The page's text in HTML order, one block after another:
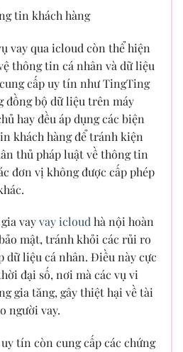
tin khách hàng
vay qua icloud còn thể hiện
thông tin cá nhân và dữ liệu
cấp uy tín như TingTing
đồng bộ dữ liệu trên máy
hay đều áp dụng các biện
khách hàng để tránh kiện
thủ pháp luật về thông tin
đơn vị không được cấp phép
vayvay icloudhà nội hoàn
mật, tránh khỏi các rủi ro
dữ liệu cá nhân. Điều này cực
đại số, nơi mà các vụ vi
gia tăng, gây thiệt hại về tài
người vay.
tín còn cung cấp các chứng